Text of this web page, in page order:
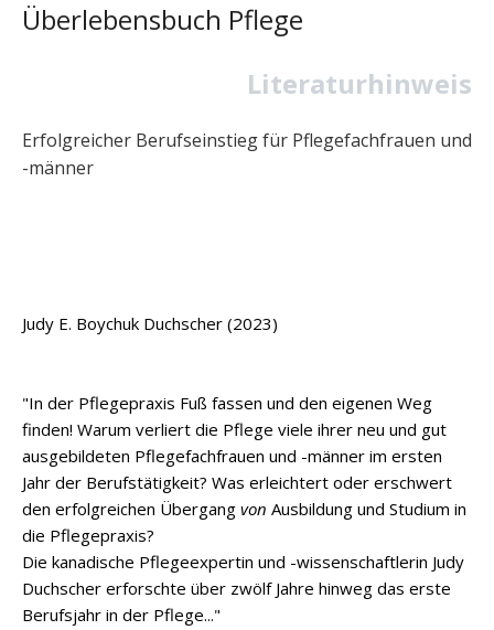
Überlebensbuch Pflege
Literaturhinweis
Erfolgreicher Berufseinstieg für Pflegefachfrauen und
-männer
Judy E. Boychuk Duchscher (2023)
"In der Pflegepraxis Fuß fassen und den eigenen Weg
finden! Warum verliert die Pflege viele ihrer neu und gut
ausgebildeten Pflegefachfrauen und -männer im ersten
Jahr der Berufstätigkeit? Was erleichtert oder erschwert
den erfolgreichen Übergang von Ausbildung und Studium in
die Pflegepraxis?
Die kanadische Pflegeexpertin und -wissenschaftlerin Judy
Duchscher erforschte über zwölf Jahre hinweg das erste
Berufsjahr in der Pflege..."